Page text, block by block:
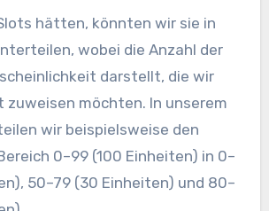
hätten, könnten wir sie in
wobei die Anzahl der
darstellt, die wir
zuweisen möchten. In unserem
wir beispielsweise den
0–99 (100 Einheiten) in 0–
50–79 (30 Einheiten) und 80–